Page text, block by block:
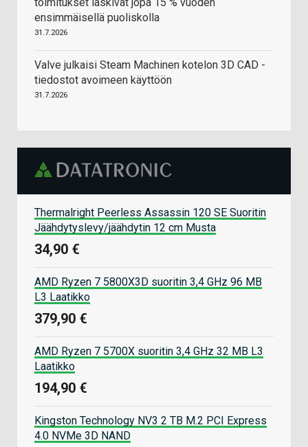
ensimmäisellä puoliskolla
31.7.2026
Valve julkaisi Steam Machinen kotelon 3D CAD -
tiedostot avoimeen käyttöön
31.7.2026
Thermalright Peerless Assassin 120 SE Suoritin
Jäähdytyslevy/jäähdytin 12 cm Musta
34,90 €
AMD Ryzen 7 5800X3D suoritin 3,4 GHz 96 MB
L3 Laatikko
379,90 €
AMD Ryzen 7 5700X suoritin 3,4 GHz 32 MB L3
Laatikko
194,90 €
Kingston Technology NV3 2 TB M.2 PCI Express
4.0 NVMe 3D NAND